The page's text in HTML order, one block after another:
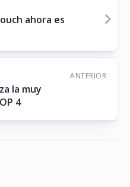
ahora es
ANTERIOR
la muy
4